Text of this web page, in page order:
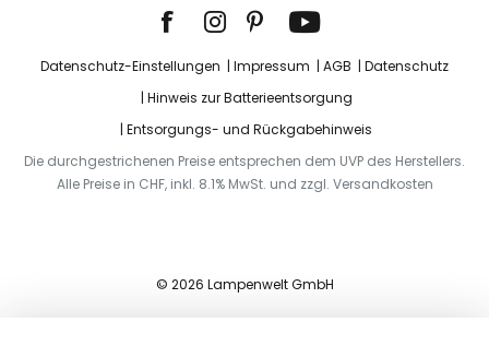
Datenschutz-Einstellungen Impressum AGB
Datenschutz
Hinweis zur Batterieentsorgung
Entsorgungs- und Rückgabehinweis
Die durchgestrichenen Preise entsprechen dem UVP des Herstellers.
Alle Preise in CHF, inkl. 8.1% MwSt. und zzgl. Versandkosten
© 2026 Lampenwelt GmbH